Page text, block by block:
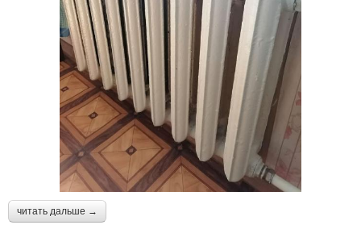
читать дальше →